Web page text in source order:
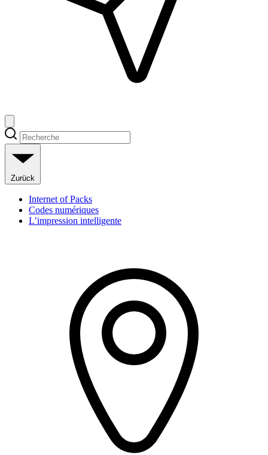
Zurück
Internet of Packs
Codes numériques
L’impression intelligente